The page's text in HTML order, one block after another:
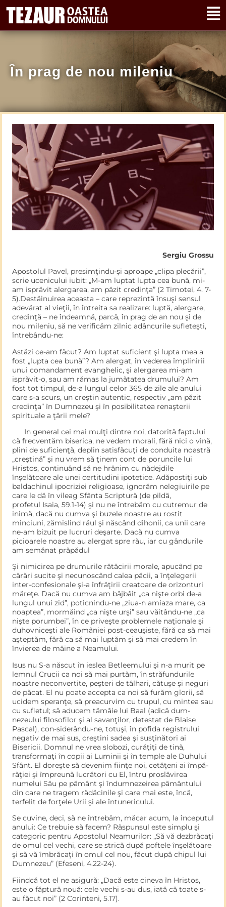
În prag de nou mileniu
Sergiu Grossu
Apostolul Pavel, presimţindu-şi aproape „clipa plecării”,
scrie ucenicului iubit: „M-am luptat lupta cea bună, mi-
am isprăvit aler­garea, am păzit credinţa” (2 Timotei, 4. 7-
5).Destăinuirea aceasta – care reprezintă însuşi sensul
adevărat al vieţii, în întreita sa realizare: luptă, alergare,
credinţă – ne îndeamnă, parcă, în prag de an nou şi de
nou mileniu, să ne verificăm zilnic adâncurile sufleteşti,
întrebându-ne:
Astăzi ce-am făcut? Am luptat suficient şi lupta mea a
fost „lupta cea bună”? Am alergat, în vederea împlinirii
unui comandament evanghelic, şi alergarea mi-am
isprăvit-o, sau am rămas la jumătatea drumului? Am
fost tot tim­pul, de-a lungul celor 365 de zile ale anului
care s-a scurs, un creştin autentic, respectiv „am păzit
credinţa” în Dumnezeu şi în posibilitatea renaşterii
spirituale a ţării mele?
In general cei mai mulţi dintre noi, datorită faptului
că frecven­tăm biserica, ne vedem morali, fără nici o vină,
plini de suficienţă, deplin satisfăcuţi de conduita noastră
„creştină” şi nu vrem să ţinem cont de poruncile lui
Hristos, continuând să ne hrănim cu nădejdile
înşelătoare ale unei certitudini ipotetice. Adăpostiţi sub
baldachinul ipocriziei religioase, ignorăm nelegiuirile pe
care le dă în vileag Sfânta Scriptură (de pildă,
profetul Isaia, 59.1-14) şi nu ne întrebăm cu cutremur de
inimă, dacă nu cumva şi buzele noastre au rostit
minciuni, zămislind răul şi născând dihonii, ca unii care
ne-am bizuit pe lucruri deşarte. Dacă nu cumva
picioarele noastre au alergat spre rău, iar cu gândurile
am semănat prăpădul
Şi nimicirea pe drumurile rătăcirii morale, apucând pe
cărări sucite şi necunoscând calea păcii, a înţelegerii
inter-confesionale şi-a înfrăţirii creatoare de orizonturi
măreţe. Dacă nu cumva am bâjbâit „ca nişte orbi de-a
lungul unui zid”, poticnindu-ne „ziua-n amiaza mare, ca
noaptea”, mormăind „ca nişte urşi” sau văitându-ne „ca
nişte porumbei”, în ce priveşte problemele naţionale şi
duhovni­ceşti ale României post-ceauşiste, fără ca să mai
aşteptăm, fără ca să mai luptăm şi să mai credem în
învierea de mâine a Neamului.
Isus nu S-a născut în ieslea Betleemului şi n-a murit pe
lemnul Crucii ca noi să mai purtăm, în străfundurile
noastre neconvertite, peşteri de tâlhari, cătuşe şi neguri
de păcat. El nu poate accepta ca noi să furăm glorii, să
ucidem speranţe, să preacurvim cu trupul, cu mintea sau
cu sufletul; să aducem tămâie lui Baal (adică dum­
nezeului filosofilor şi al savanţilor, detestat de Blaise
Pascal), con-siderându-ne, totuşi, în pofida registrului
negativ de mai sus, creştini sadea şi susţinători ai
Bisericii. Domnul ne vrea slobozi, curăţiţi de tină,
transformaţi în copii ai Luminii şi în temple ale Duhului
Sfânt. El doreşte să devenim fiinţe noi, cetăţeni ai împă­
răţiei şi împreună lucrători cu El, întru proslăvirea
numelui Său pe pământ şi îndumnezeirea pământului
din care ne tragem rădăcinile şi care mai este, încă,
terfelit de forţele Urii şi ale întunericului.
Se cuvine, deci, să ne întrebăm, măcar acum, la începutul
anu­lui: Ce trebuie să facem? Răspunsul este simplu şi
categoric pen­tru Apostolul Neamurilor: „Să vă dezbrăcaţi
de omul cel vechi, care se strică după poftele înşelătoare
şi să vă îmbrăcaţi în omul cel nou, făcut după chipul lui
Dumnezeu” (Efeseni, 4.22-24).
Fiindcă tot el ne asigură: „Dacă este cineva în Hristos,
este o făptură nouă: cele vechi s-au dus, iată că toate s-
au făcut noi” (2 Corinteni, 5.17).